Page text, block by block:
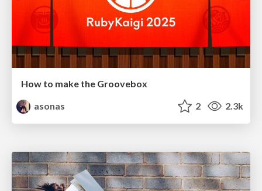
How to make the Groovebox
asonas
2 2.3k